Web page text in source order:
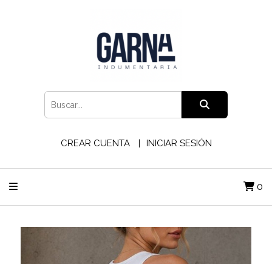
CREAR CUENTA INICIAR SESIÓN
0